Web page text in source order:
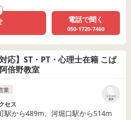
電話で聞く
050-1720-7460
応】ST・PT・心理士在籍 こぱ
倍野教室
リストに
保存
業
セス
駅から489m、河堀口駅から514m